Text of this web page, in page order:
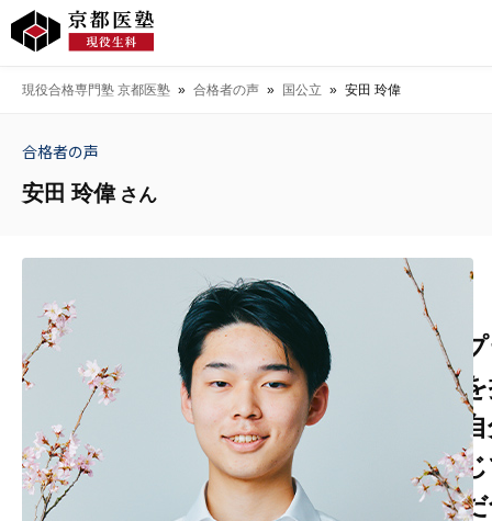
現役合格専門塾 京都医塾 » 合格者の声 » 国公立 » 安田 玲偉
合格者の声
安田 玲偉さん